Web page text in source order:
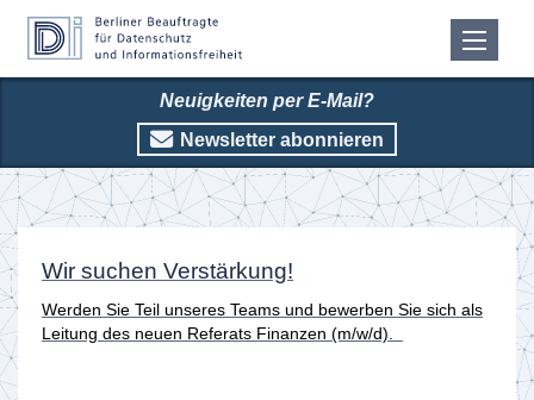
Neuigkeiten per E-Mail?
Newsletter abonnieren
Startseite
Wir suchen Verstärkung!
Werden Sie Teil unseres Teams und bewerben Sie sich als
Leitung des neuen Referats Finanzen (m/w/d).